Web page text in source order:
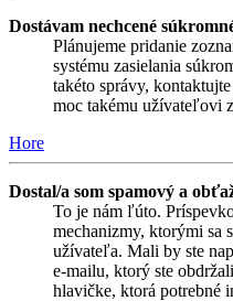
Dostávam nechcené
Plánujeme pridanie
systému zasielania
takéto správy,
moc takému užívateľovi
Hore
Dostal/a som spamový a
To je nám ľúto.
mechanizmy, ktorými sa
užívateľa. Mali by ste
e-mailu, ktorý ste
hlavičke, ktorá potrebné